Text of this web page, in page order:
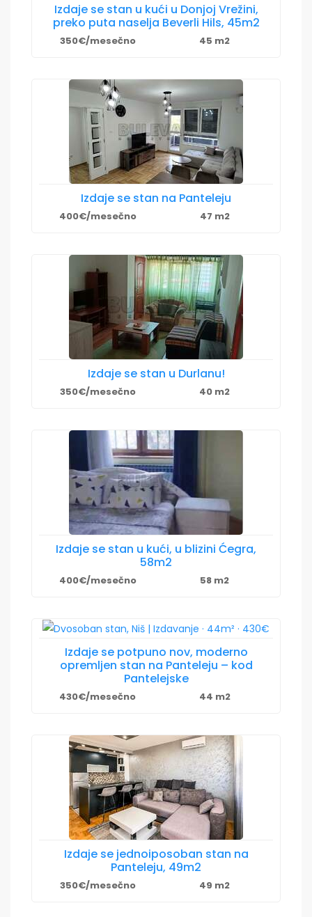
Izdaje se stan u kući u Donjoj Vrežini,
preko puta naselja Beverli Hils, 45m2
350€/mesečno 45 m2
Izdaje se stan na Panteleju
400€/mesečno 47 m2
Izdaje se stan u Durlanu!
350€/mesečno 40 m2
Izdaje se stan u kući, u blizini Ćegra,
58m2
400€/mesečno 58 m2
Izdaje se potpuno nov, moderno
opremljen stan na Panteleju – kod
Pantelejske
430€/mesečno 44 m2
Izdaje se jednoiposoban stan na
Panteleju, 49m2
350€/mesečno 49 m2